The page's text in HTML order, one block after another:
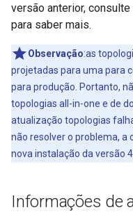
versão anterior, consulte
para saber mais.
Observação:as
projetadas para uma para
para produção. Portanto,
topologias all-in-one e de
atualização topologias
não resolver o problema,
nova instalação da versão
Informações de